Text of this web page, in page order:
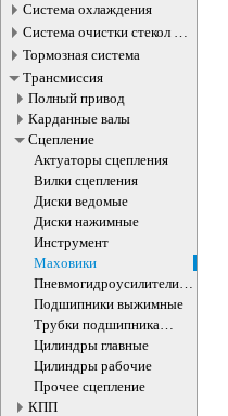
Система охлаждения
Система очистки стекол и
фар
Тормозная система
Трансмиссия
Полный привод
Карданные валы
Сцепление
Актуаторы сцепления
Вилки сцепления
Диски ведомые
Диски нажимные
Инструмент
Маховики
Пневмогидроусилители
сцепления
Подшипники выжимные
Трубки подшипника
выжимного
Цилиндры главные
Цилиндры рабочие
Прочее сцепление
КПП